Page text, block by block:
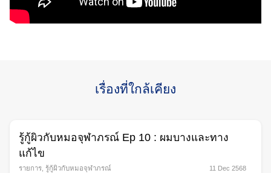
เรื่องที่ใกล้เคียง
รู้กู้ผิวกับหมอจุฬาภรณ์ Ep 10 : ผมบางและทาง
แก้ไข
รายการ รู้กู้ผิวกับหมอจุฬาภรณ์ 11 Dec 2568